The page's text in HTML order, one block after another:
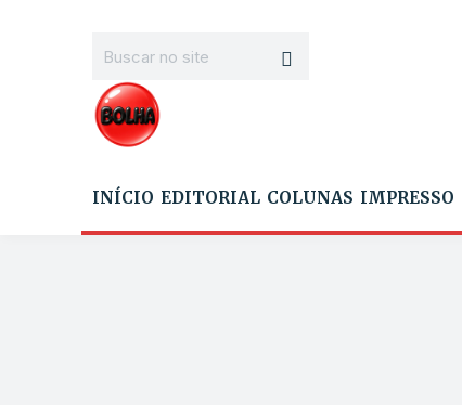
INÍCIO EDITORIAL COLUNAS IMPRESSO